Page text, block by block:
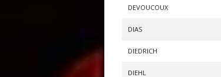
DEVOUCOUX
DIAS
DIEDRICH
DIEHL